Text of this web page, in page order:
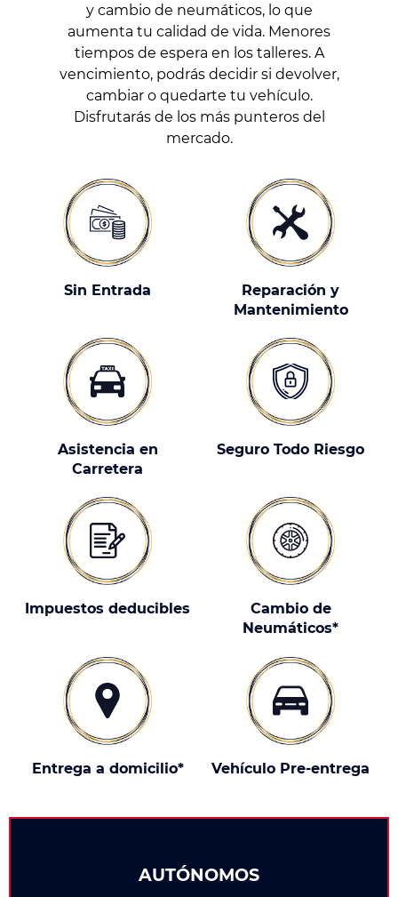
y cambio de neumáticos, lo que
aumenta tu calidad de vida. Menores
tiempos de espera en los talleres. A
vencimiento, podrás decidir si devolver,
cambiar o quedarte tu vehículo.
Disfrutarás de los más punteros del
mercado.
Sin Entrada
Reparación y
Mantenimiento
Asistencia en
Carretera
Seguro Todo Riesgo
Impuestos deducibles
Cambio de
Neumáticos*
Entrega a domicilio* Vehículo Pre-entrega
AUTÓNOMOS